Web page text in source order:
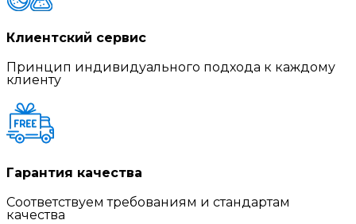
Клиентский сервис
Принцип индивидуального подхода к каждому
клиенту
Гарантия качества
Соответствуем требованиям и стандартам
качества